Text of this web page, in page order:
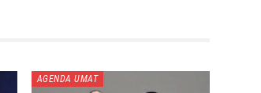
AGENDA UMAT